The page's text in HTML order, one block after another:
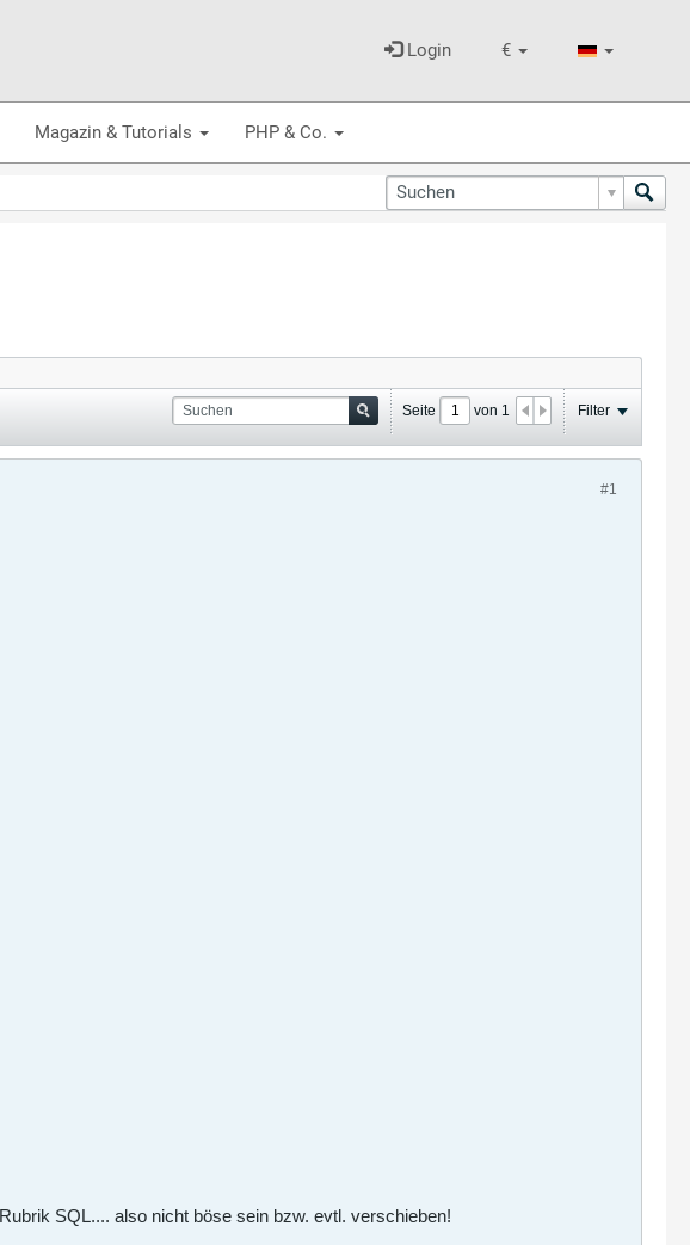
€
Login
Magazin & Tutorials PHP & Co.
Seite von 1 Filter
#1
SQL.... also nicht böse sein bzw. evtl. verschieben!